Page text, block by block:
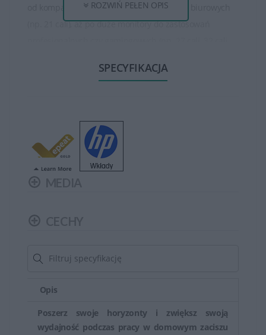
od kompaktowych ekranów do zastosowań biurowych
(np. 21 cali), aż po duże monitory do zastosowań
obrazu, takich jak standardowy 16:9, panoramiczny 21:9
(1920 x 1080 pikseli), Quad HD (2560 x 1440 pikseli), oraz
4K Ultra HD (3840 x 2160 pikseli), co zapewnia wyraźny
obraz i szczegółowość. Niektóre modele wykorzystują
technologie jak IPS, LED, czy nawet technologię
jakość obrazu, kolorów i szerokie kąty widzenia.
takie jak tryb ochrony oczu (filtrowanie światła
technologie redukcji migotania (Flicker-Free) czy funkcje
ochrony przed świeceniem (Anti-Glare), co zapewnia
komfortową pracę przez dłuższe godziny.
ROZWIŃ PEŁEN OPIS
SPECYFIKACJA
Opis
Poszerz swoje horyzonty i zwiększ swoją
wydajność podczas pracy w domowym zaciszu